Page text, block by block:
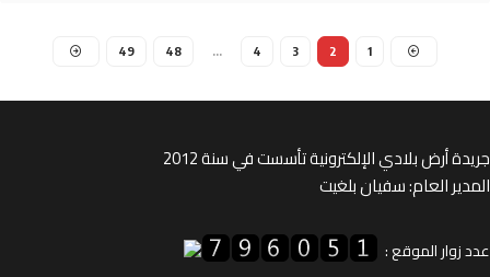
أرض بلادي الإلكترونية تأسست في سنة 2012
العام: سفيان بلغيت
الموقع :